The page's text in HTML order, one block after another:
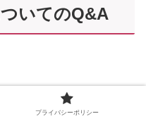
いてのQ&A
プライバシーポリシー